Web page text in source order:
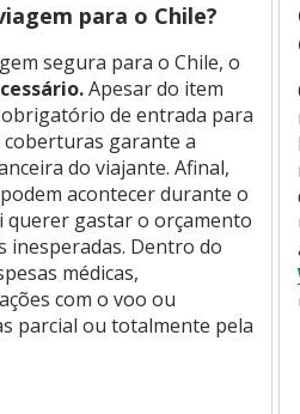
para o Chile?
segura para o Chile, o
Apesar do item
de entrada para
garante a
do viajante. Afinal,
acontecer durante o
querer gastar o orçamento
inesperadas. Dentro do
médicas,
com o voo ou
parcial ou totalmente pela